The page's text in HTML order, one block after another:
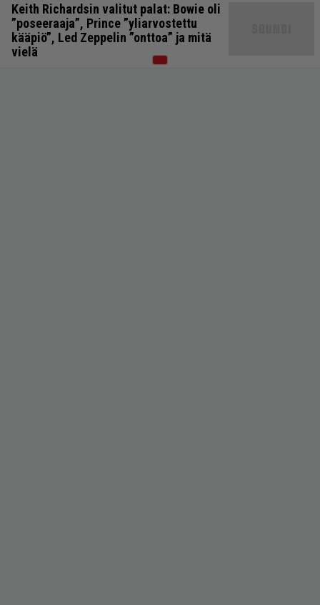
Keith Richardsin valitut palat: Bowie oli
”poseeraaja”, Prince ”yliarvostettu
kääpiö”, Led Zeppelin ”onttoa” ja mitä
vielä